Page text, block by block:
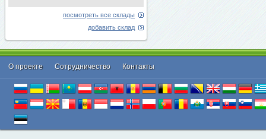
посмотреть все склады
добавить склад
О проекте Cотрудничество Контакты